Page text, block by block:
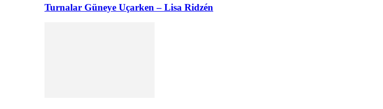
Turnalar Güneye Uçarken – Lisa Ridzén